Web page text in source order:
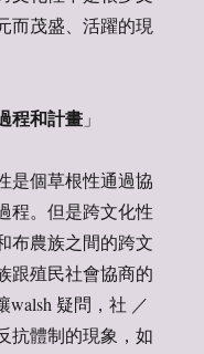
而茂盛、活躍的現
程和計畫 」
是個草根性通過協
程。但是跨文化性
布農族之間的跨文
跟殖民社會協商的
walsh 疑問，社 ／
抗體制的現象，如